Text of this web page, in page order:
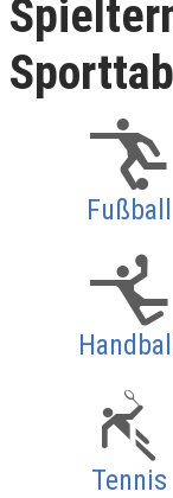
Fußball
Tennis